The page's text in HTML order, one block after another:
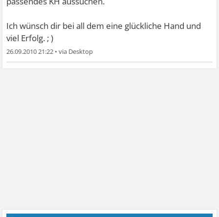
Ich wünsch dir bei all dem eine glückliche Hand und
viel Erfolg. ; )
26.09.2010 21:22 •